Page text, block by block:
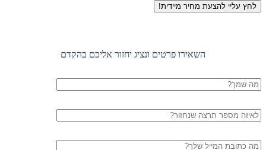
לחץ עליי להצעת מחיר מיידית!
השאירו פרטים ונציג יחזור אליכם בהקדם
שם
מלא
טלפון
דוא"ל